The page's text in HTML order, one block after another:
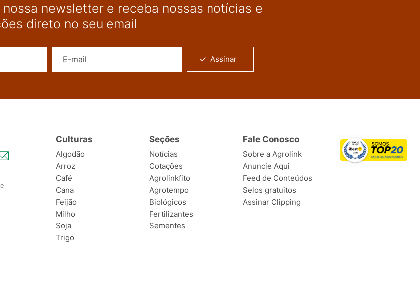
nossa newsletter e receba nossas notícias e
direto no seu email
Assinar
Culturas
Algodão
Arroz
Café
Cana
Feijão
Milho
Soja
Trigo
Seções
Notícias
Cotações
Agrolinkfito
Agrotempo
Biológicos
Fertilizantes
Sementes
Fale Conosco
Sobre a Agrolink
Anuncie Aqui
Feed de Conteúdos
Selos gratuitos
Assinar Clipping